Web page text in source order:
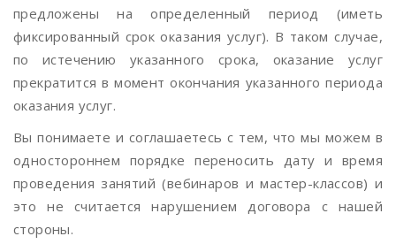
предложены на определенный период (иметь
фиксированный срок оказания услуг). В таком случае,
по истечению указанного срока, оказание услуг
прекратится в момент окончания указанного периода
оказания услуг.
Вы понимаете и соглашаетесь с тем, что мы можем в
одностороннем порядке переносить дату и время
проведения занятий (вебинаров и мастер-классов) и
это не считается нарушением договора с нашей
стороны.